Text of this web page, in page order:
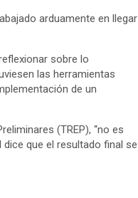
arduamente en llegar
sobre lo
las herramientas
de un
(TREP), “no es
que el resultado final se